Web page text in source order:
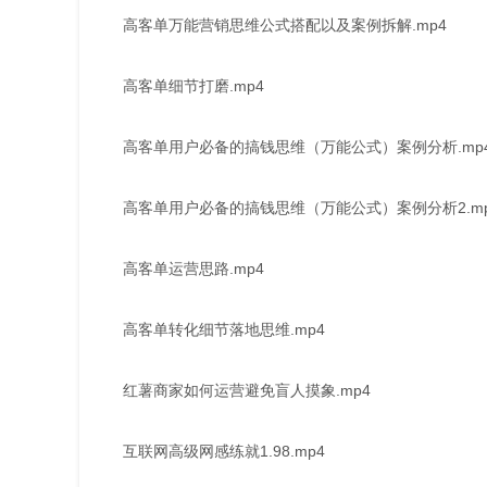
高客单万能营销思维公式搭配以及案例拆解.mp4
高客单细节打磨.mp4
高客单用户必备的搞钱思维（万能公式）案例分析
高客单用户必备的搞钱思维（万能公式）案例分析
高客单运营思路.mp4
高客单转化细节落地思维.mp4
红薯商家如何运营避免盲人摸象.mp4
互联网高级网感练就1.98.mp4